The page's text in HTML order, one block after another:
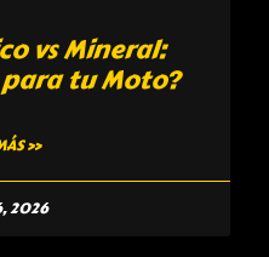
vs Mineral:
tu Moto?
»
2026